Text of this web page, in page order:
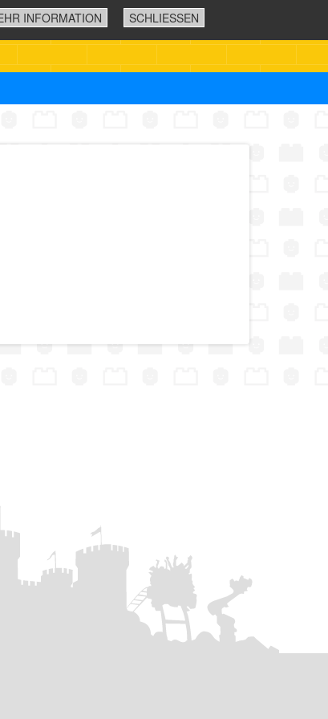
INFORMATION SCHLIESSEN